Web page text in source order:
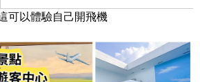
可以體驗自己開飛機